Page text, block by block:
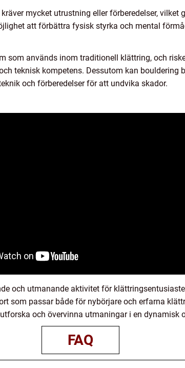
mycket utrustning eller förberedelser,
att förbättra fysisk styrka och mental
som används inom traditionell klättring, och
teknisk kompetens. Dessutom kan bouldering
och förberedelser för att undvika skador.
och utmanande aktivitet för
som passar både för nybörjare och erfarna
och övervinna utmaningar i en dynamisk
FAQ